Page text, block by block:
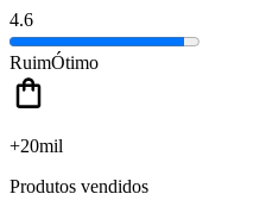
4.6
RuimÓtimo
+20mil
Produtos vendidos